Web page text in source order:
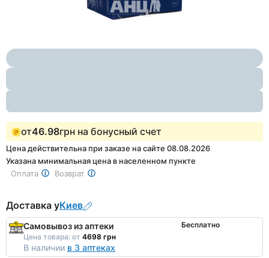
1
of
от46.98грн на бонусный счет
Цена действительна при заказе на сайте 08.08.2026
Указана минимальная цена в населенном пункте
Оплата
Возврат
Доставка уКиев
Самовывоз из аптеки
Цена товара: от 4698 грн
В наличии в 3 аптеках
Бесплатно